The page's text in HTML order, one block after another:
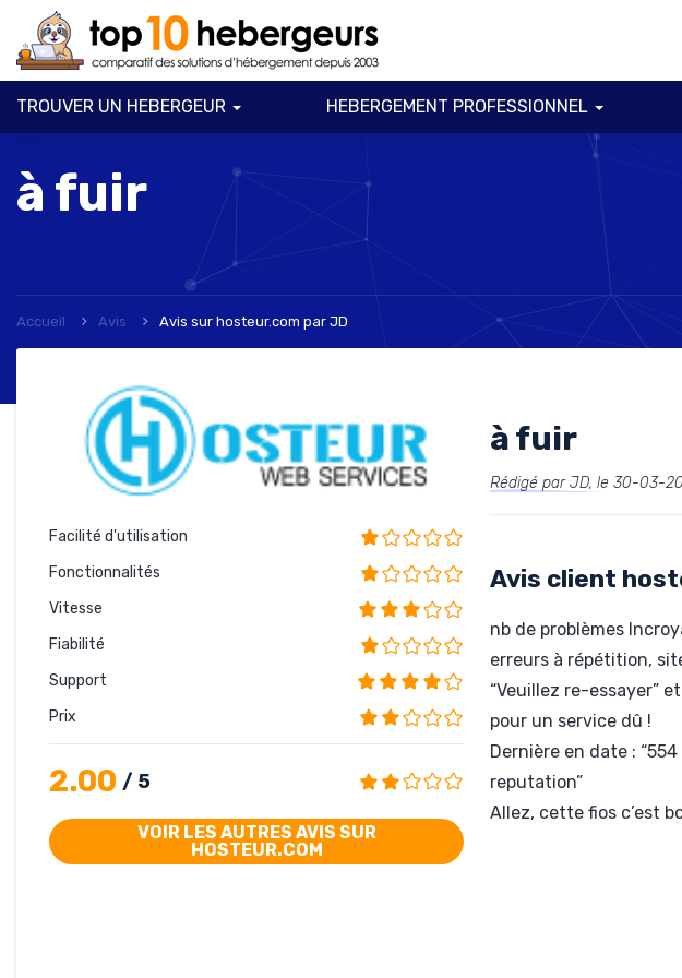
TROUVER UN HEBERGEUR HEBERGEMENT PROFESSIONNEL
à fuir
Accueil Avis Avis sur hosteur.com par JD
Facilité d'utilisation
Fonctionnalités
Vitesse
Fiabilité
Support
Prix
2.00 / 5
VOIR LES AUTRES AVIS SUR
HOSTEUR.COM
à fuir
Rédigé par JD, le 30-03-
Avis client
nb de problèmes
erreurs à répétition,
“Veuillez re-essayer”
pour un service dû !
Dernière en date :
reputation”
Allez, cette fios c’est